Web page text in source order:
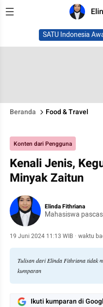
SATU Indonesia
Beranda Food & Travel
Konten dari Pengguna
Kenali Jenis,
Minyak Zaitun
Elinda Fithriana
Mahasiswa
19 Juni 2024 11:13 WIB · waktu
Tulisan dari Elinda Fithriana tidak
kumparan
Ikuti kumparan di